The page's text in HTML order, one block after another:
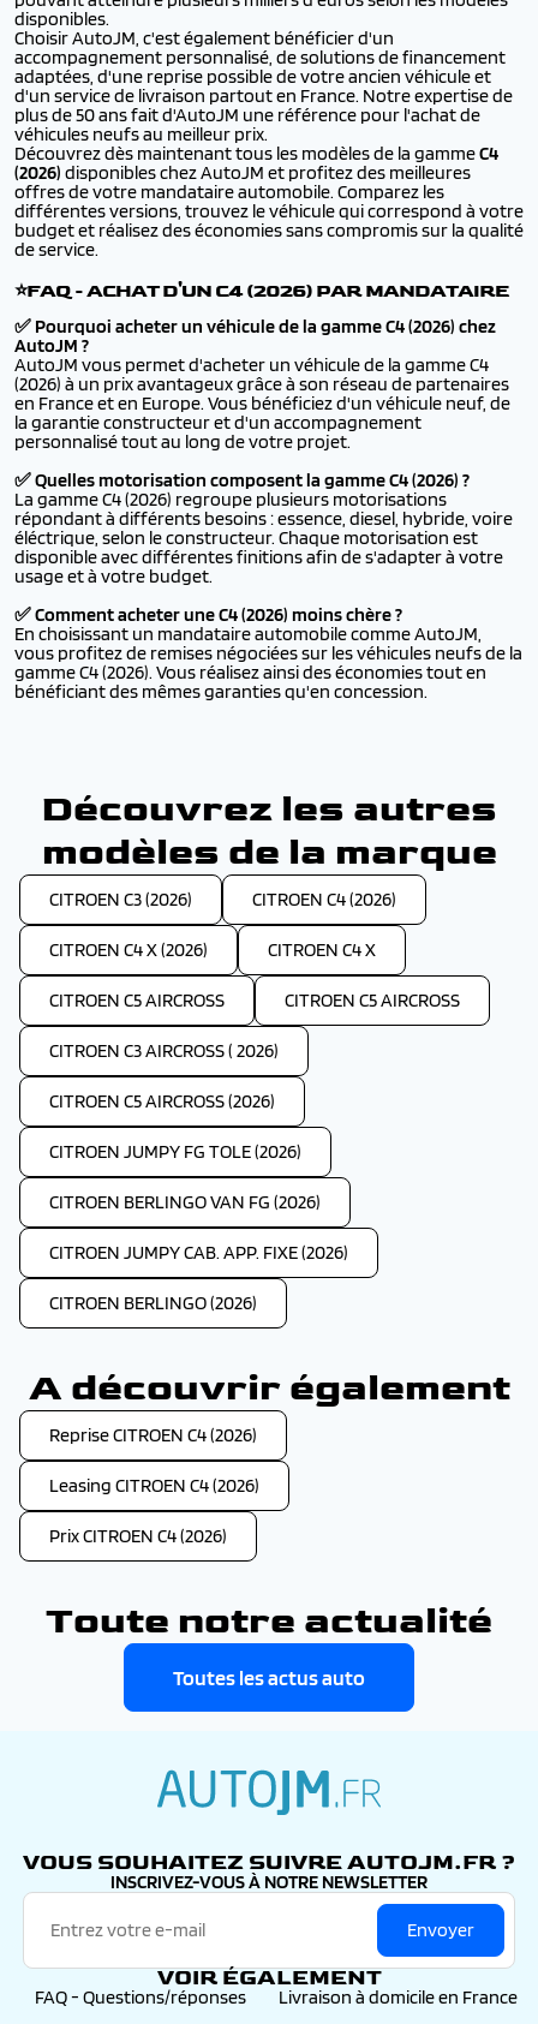
disponibles.
Choisir AutoJM, c'est également bénéficier d'un
accompagnement personnalisé, de solutions de financement
adaptées, d'une reprise possible de votre ancien véhicule et
d'un service de livraison partout en France. Notre expertise de
plus de 50 ans fait d'AutoJM une référence pour l'achat de
véhicules neufs au meilleur prix.
Découvrez dès maintenant tous les modèles de la gammeC4
(2026) disponibles chez AutoJM et profitez des meilleures
offres de votre mandataire automobile. Comparez les
différentes versions, trouvez le véhicule qui correspond à votre
budget et réalisez des économies sans compromis sur la qualité
de service.
⭐FAQ - ACHAT D'UN C4 (2026) PAR MANDATAIRE
✅ Pourquoi acheter un véhicule de la gamme C4 (2026) chez
AutoJM ?
AutoJM vous permet d'acheter un véhicule de la gamme C4
(2026) à un prix avantageux grâce à son réseau de partenaires
en France et en Europe. Vous bénéficiez d'un véhicule neuf, de
la garantie constructeur et d'un accompagnement
personnalisé tout au long de votre projet.
✅ Quelles motorisation composent la gamme C4 (2026) ?
La gamme C4 (2026) regroupe plusieurs motorisations
répondant à différents besoins : essence, diesel, hybride, voire
éléctrique, selon le constructeur. Chaque motorisation est
disponible avec différentes finitions afin de s'adapter à votre
usage et à votre budget.
✅ Comment acheter une C4 (2026) moins chère ?
En choisissant un mandataire automobile comme AutoJM,
vous profitez de remises négociées sur les véhicules neufs de la
gamme C4 (2026). Vous réalisez ainsi des économies tout en
bénéficiant des mêmes garanties qu'en concession.
Découvrez les autres
modèles de la marque
CITROEN C3 (2026) CITROEN C4 (2026)
CITROEN C4 X (2026) CITROEN C4 X
CITROEN C5 AIRCROSS CITROEN C5 AIRCROSS
CITROEN C3 AIRCROSS ( 2026)
CITROEN C5 AIRCROSS (2026)
CITROEN JUMPY FG TOLE (2026)
CITROEN BERLINGO VAN FG (2026)
CITROEN JUMPY CAB. APP. FIXE (2026)
CITROEN BERLINGO (2026)
A découvrir également
Reprise CITROEN C4 (2026)
Leasing CITROEN C4 (2026)
Prix CITROEN C4 (2026)
Toute notre actualité
Toutes les actus auto
VOUS SOUHAITEZ SUIVRE AUTOJM.FR ?
INSCRIVEZ-VOUS À NOTRE NEWSLETTER
Envoyer
VOIR ÉGALEMENT
FAQ - Questions/réponses
Livraison à domicile en France